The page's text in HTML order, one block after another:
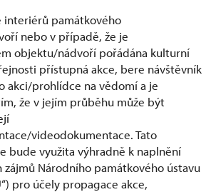
interiérů památkového
nebo v případě, že je
objektu/nádvoří pořádána kulturní
přístupná akce, bere návštěvník
akci/prohlídce na vědomí a je
že v jejím průběhu může být
videodokumentace. Tato
bude využita výhradně k naplnění
zájmů Národního památkového ústavu
pro účely propagace akce,